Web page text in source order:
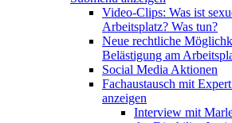
Video-Clips: Was ist
Arbeitsplatz? Was tun?
Neue rechtliche
Belästigung am
Social Media Aktionen
Fachaustausch mit
anzeigen
Interview mit